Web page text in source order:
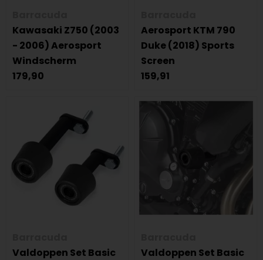
Kawasaki Z750 (2003
- 2006) Aerosport
Windscherm
179,90
Aerosport KTM 790
Duke (2018) Sports
Screen
159,91
Valdoppen Set Basic
Valdoppen Set Basic